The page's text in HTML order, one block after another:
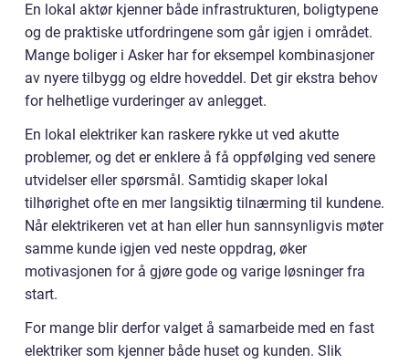
En lokal aktør kjenner både infrastrukturen, boligtypene
og de praktiske utfordringene som går igjen i området.
Mange boliger i Asker har for eksempel kombinasjoner
av nyere tilbygg og eldre hoveddel. Det gir ekstra behov
for helhetlige vurderinger av anlegget.
En lokal elektriker kan raskere rykke ut ved akutte
problemer, og det er enklere å få oppfølging ved senere
utvidelser eller spørsmål. Samtidig skaper lokal
tilhørighet ofte en mer langsiktig tilnærming til kundene.
Når elektrikeren vet at han eller hun sannsynligvis møter
samme kunde igjen ved neste oppdrag, øker
motivasjonen for å gjøre gode og varige løsninger fra
start.
For mange blir derfor valget å samarbeide med en fast
elektriker som kjenner både huset og kunden. Slik